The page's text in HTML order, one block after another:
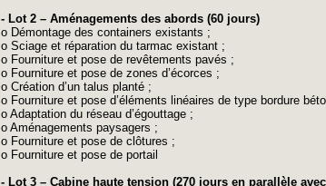
- Lot 2 – Aménagements des abords (60 jours)
o Démontage des containers existants ;
o Sciage et réparation du tarmac existant ;
o Fourniture et pose de revêtements pavés ;
o Fourniture et pose de zones d’écorces ;
o Création d’un talus planté ;
o Fourniture et pose d’éléments linéaires de type bordure
o Adaptation du réseau d’égouttage ;
o Aménagements paysagers ;
o Fourniture et pose de clôtures ;
o Fourniture et pose de portail
- Lot 3 – Cabine haute tension (270 jours en parallèle